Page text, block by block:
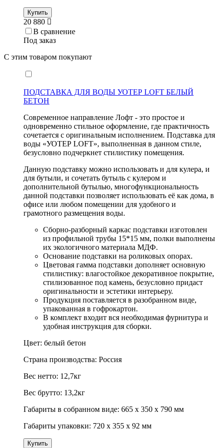
Купить
20 880
В сравнение
Под заказ
С этим товаром покупают
ПОДСТАВКА ДЛЯ ВОДЫ УОТЕР LOFT БЕЛЫЙ
БЕТОН
Современное направление Лофт - это простое и
одновременно стильное оформление, где практичность
сочетается с оригинальным исполнением. Подставка для
воды «УОТЕР LOFT», выполненная в данном стиле,
безусловно подчеркнет стилистику помещения.
Данную подставку можно использовать и для кулера, и
для бутыли, и сочетать бутыль с кулером и
дополнительной бутылью, многофункциональность
данной подставки позволяет использовать её как дома, в
офисе или любом помещении для удобного и
грамотного размещения воды.
Сборно-разборный каркас подставки изготовлен
из профильной трубы 15*15 мм, полки выполнены
их экологичного материала МДФ.
Основание подставки на роликовых опорах.
Цветовая гамма подставки дополняет основную
стилистику: влагостойкое декоративное покрытие,
стилизованное под камень, безусловно придаст
оригинальности и эстетики интерьеру.
Продукция поставляется в разобранном виде,
упакованная в гофрокартон.
В комплект входит вся необходимая фурнитура и
удобная инструкция для сборки.
Цвет: белый бетон
Страна производства: Россия
Вес нетто: 12,7кг
Вес брутто: 13,2кг
Габариты в собранном виде: 665 х 350 х 790 мм
Габариты упаковки: 720 х 355 х 92 мм
Купить